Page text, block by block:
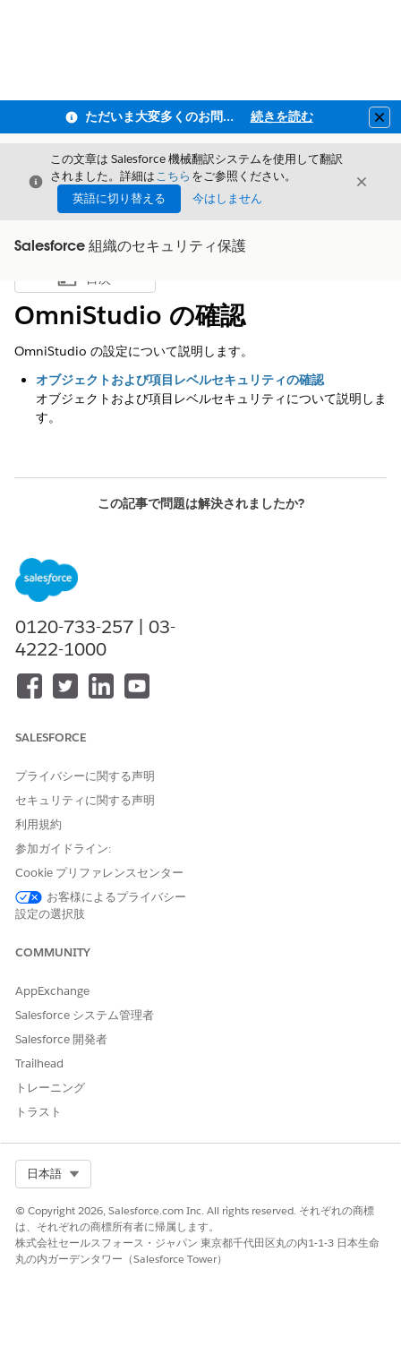
ただいま大変多くのお問い合わせをいただいており、ご連絡までにお時間を頂戴しております 続きを読む
閉じる
この文章は Salesforce 機械翻訳システムを使用して翻訳
されました。詳細はこちら をご参照ください。
英語に切り替える
今はしません
閉じる
Salesforce 組織のセキュリティ保護
目次を表示
目次
OmniStudio の確認
OmniStudio の設定について説明します。
オブジェクトおよび項目レベルセキュリティの確認
オブジェクトおよび項目レベルセキュリティについて説明しま
す。
この記事で問題は解決されましたか?
0120-733-257 | 03-
4222-1000
SALESFORCE
プライバシーに関する声明
セキュリティに関する声明
利用規約
参加ガイドライン:
Cookie プリファレンスセンター
お客様によるプライバシー
設定の選択肢
COMMUNITY
AppExchange
Salesforce システム管理者
Salesforce 開発者
Trailhead
トレーニング
トラスト
日本語
© Copyright 2026, Salesforce.com Inc. All rights reserved. それぞれの商標
は、それぞれの商標所有者に帰属します。
株式会社セールスフォース・ジャパン 東京都千代田区丸の内1-1-3 日本生命
丸の内ガーデンタワー（Salesforce Tower）